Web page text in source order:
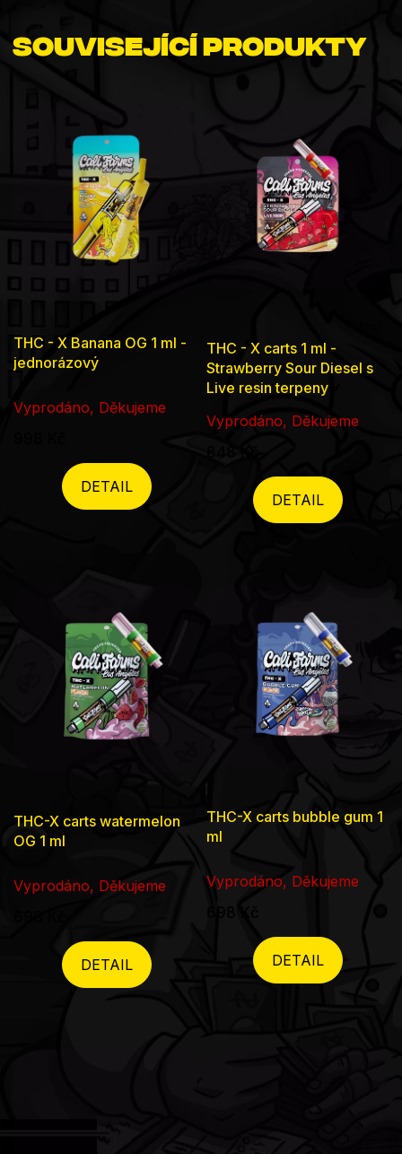
Související produkty
THC - X Banana OG 1 ml -
jednorázový
Vyprodáno, Děkujeme
DETAIL
hodnocení
produktu
5,0
hvězdiček.
THC - X carts 1 ml -
Strawberry Sour Diesel s
Live resin terpeny
Vyprodáno, Děkujeme
DETAIL
THC-X carts watermelon
OG 1 ml
Vyprodáno, Děkujeme
DETAIL
THC-X carts bubble gum 1
ml
Vyprodáno, Děkujeme
DETAIL